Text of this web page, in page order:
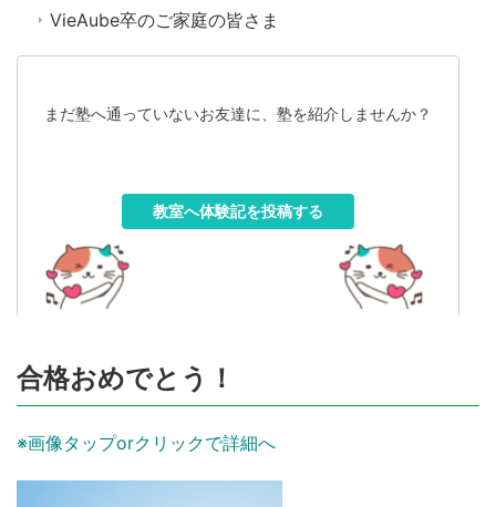
VieAube卒のご家庭の皆さま
まだ塾へ通っていないお友達に、塾を紹介しませんか？
教室へ体験記を投稿する
合格おめでとう！
※画像タップorクリックで詳細へ